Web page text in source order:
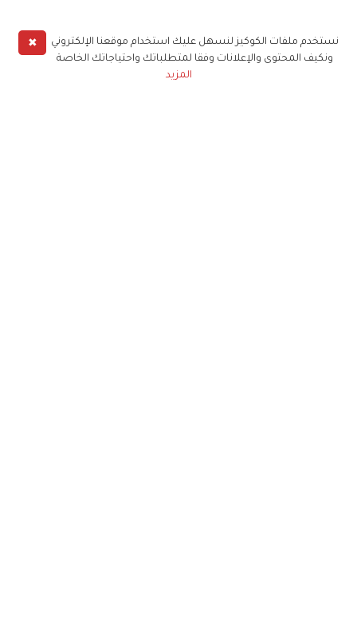
✖
نستخدم ملفات الكوكيز لنسهل عليك استخدام موقعنا الإلكتروني
ونكيف المحتوى والإعلانات وفقا لمتطلباتك واحتياجاتك الخاصة
المزيد